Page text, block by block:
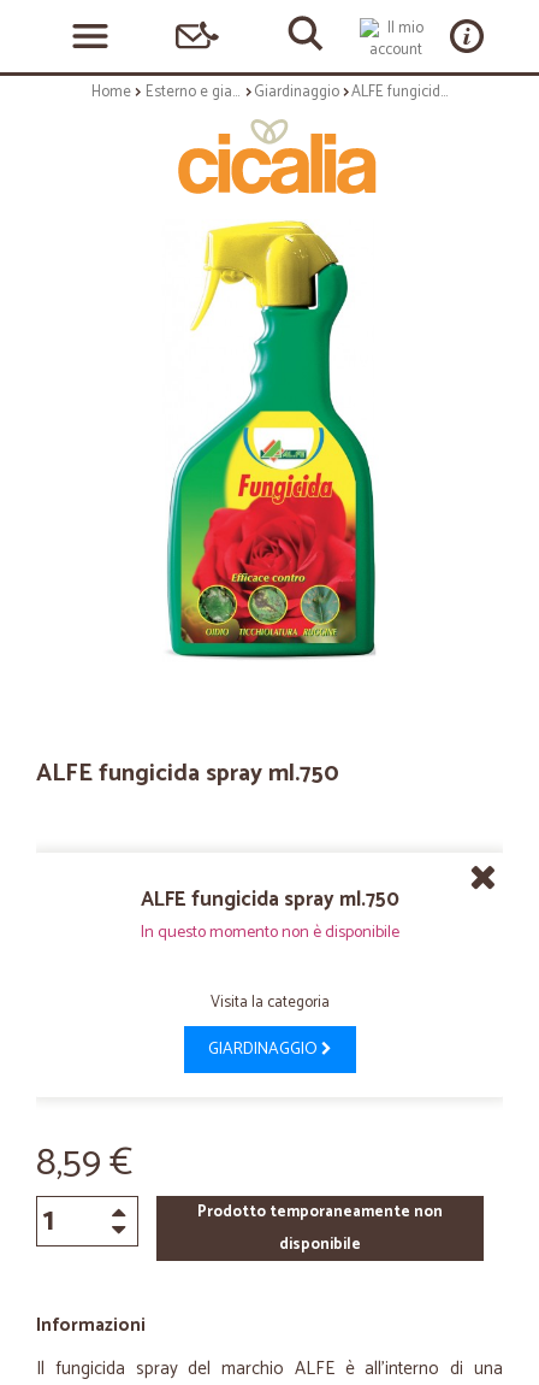
Home Esterno e giardino Giardinaggio ALFE fungicida spray ml.750
ALFE fungicida spray ml.750
ALFE fungicida spray ml.750
In questo momento non è disponibile
Visita la categoria
GIARDINAGGIO
8,59 €
Prodotto temporaneamente non
disponibile
Informazioni
Il fungicida spray del marchio ALFE è all’interno di una